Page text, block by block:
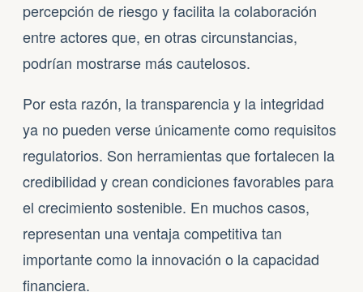
percepción de riesgo y facilita la colaboración
entre actores que, en otras circunstancias,
podrían mostrarse más cautelosos.
Por esta razón, la transparencia y la integridad
ya no pueden verse únicamente como requisitos
regulatorios. Son herramientas que fortalecen la
credibilidad y crean condiciones favorables para
el crecimiento sostenible. En muchos casos,
representan una ventaja competitiva tan
importante como la innovación o la capacidad
financiera.